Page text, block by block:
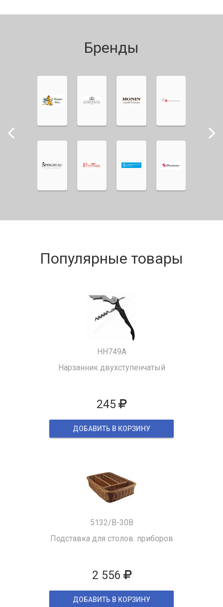
Бренды
Популярные товары
HH749A
Нарзанник двухступенчатый
245
ДОБАВИТЬ В КОРЗИНУ
5132/B-30B
Подставка для столов. приборов
2 556
ДОБАВИТЬ В КОРЗИНУ